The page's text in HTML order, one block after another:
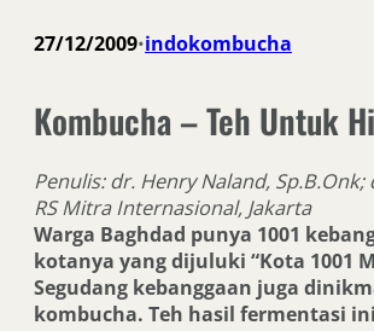
27/12/2009•indokombucha
Kombucha – Teh Untuk
Penulis: dr. Henry Naland,
RS Mitra Internasional, Jakarta
Warga Baghdad punya 1001
kotanya yang dijuluki “Kota 1001
Segudang kebanggaan juga
kombucha. Teh hasil fermentasi